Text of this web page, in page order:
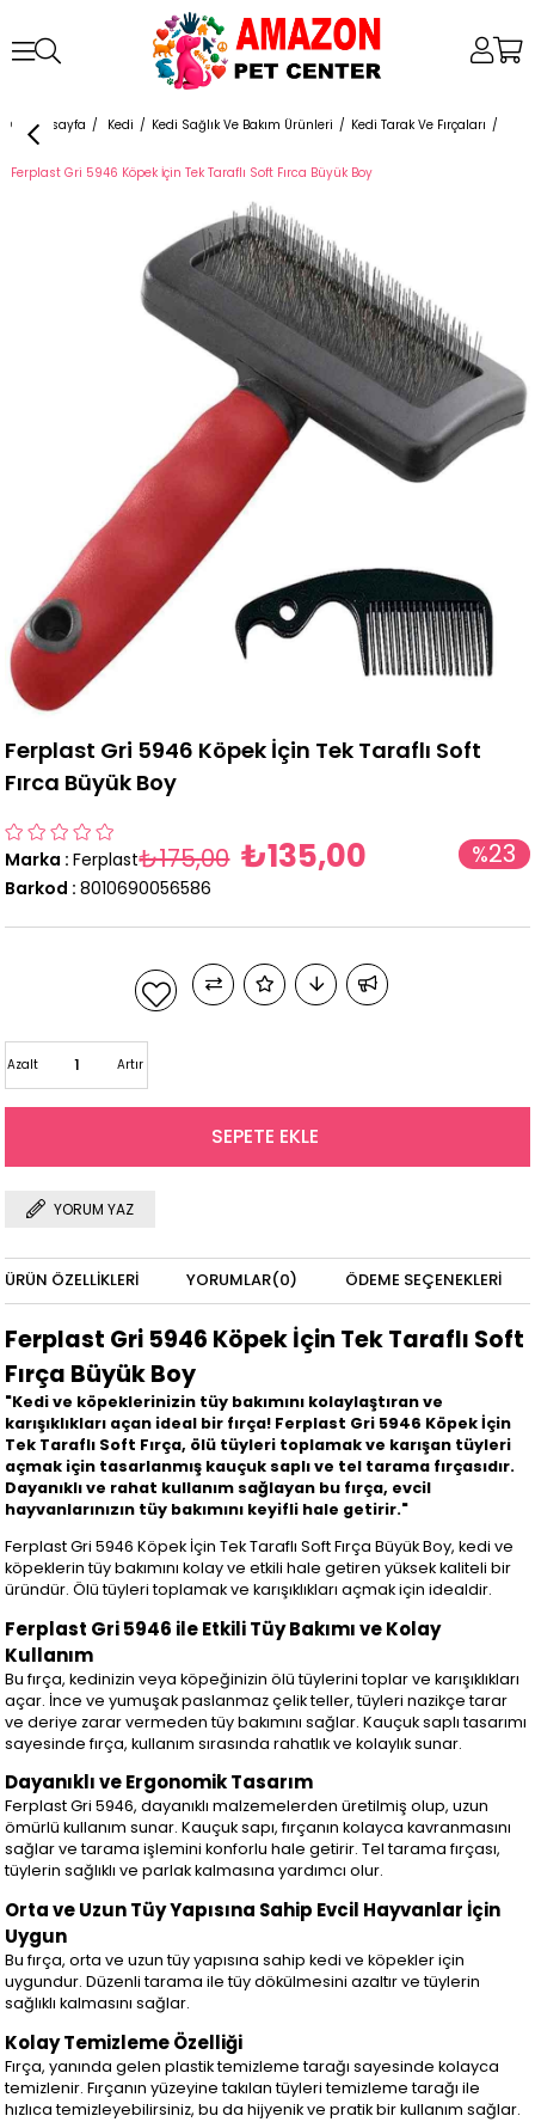
Anasayfa Kedi Kedi Sağlık Ve Bakım Ürünleri Kedi Tarak Ve Fırçaları
Ferplast Gri 5946 Köpek İçin Tek Taraflı Soft Fırca Büyük Boy
Ferplast Gri 5946 Köpek İçin Tek Taraflı Soft
Fırca Büyük Boy
Marka : Ferplast %23
₺175,00 ₺135,00
Barkod : 8010690056586
Artır
Azalt
YORUM YAZ
ÜRÜN ÖZELLIKLERI YORUMLAR(0) ÖDEME SEÇENEKLERI
Ferplast Gri 5946 Köpek İçin Tek Taraflı Soft
Fırça Büyük Boy
"Kedi ve köpeklerinizin tüy bakımını kolaylaştıran ve
karışıklıkları açan ideal bir fırça! Ferplast Gri 5946 Köpek İçin
Tek Taraflı Soft Fırça, ölü tüyleri toplamak ve karışan tüyleri
açmak için tasarlanmış kauçuk saplı ve tel tarama fırçasıdır.
Dayanıklı ve rahat kullanım sağlayan bu fırça, evcil
hayvanlarınızın tüy bakımını keyifli hale getirir."
Ferplast Gri 5946 Köpek İçin Tek Taraflı Soft Fırça Büyük Boy, kedi ve
köpeklerin tüy bakımını kolay ve etkili hale getiren yüksek kaliteli bir
üründür. Ölü tüyleri toplamak ve karışıklıkları açmak için idealdir.
Ferplast Gri 5946 ile Etkili Tüy Bakımı ve Kolay
Kullanım
Bu fırça, kedinizin veya köpeğinizin ölü tüylerini toplar ve karışıklıkları
açar. İnce ve yumuşak paslanmaz çelik teller, tüyleri nazikçe tarar
ve deriye zarar vermeden tüy bakımını sağlar. Kauçuk saplı tasarımı
sayesinde fırça, kullanım sırasında rahatlık ve kolaylık sunar.
Dayanıklı ve Ergonomik Tasarım
Ferplast Gri 5946, dayanıklı malzemelerden üretilmiş olup, uzun
ömürlü kullanım sunar. Kauçuk sapı, fırçanın kolayca kavranmasını
sağlar ve tarama işlemini konforlu hale getirir. Tel tarama fırçası,
tüylerin sağlıklı ve parlak kalmasına yardımcı olur.
Orta ve Uzun Tüy Yapısına Sahip Evcil Hayvanlar İçin
Uygun
Bu fırça, orta ve uzun tüy yapısına sahip kedi ve köpekler için
uygundur. Düzenli tarama ile tüy dökülmesini azaltır ve tüylerin
sağlıklı kalmasını sağlar.
Kolay Temizleme Özelliği
Fırça, yanında gelen plastik temizleme tarağı sayesinde kolayca
temizlenir. Fırçanın yüzeyine takılan tüyleri temizleme tarağı ile
hızlıca temizleyebilirsiniz, bu da hijyenik ve pratik bir kullanım sağlar.